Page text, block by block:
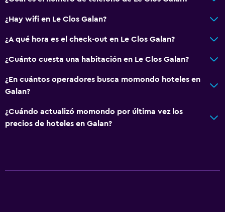
¿Hay wifi en Le Clos Galan?
¿A qué hora es el check-out en Le Clos Galan?
¿Cuánto cuesta una habitación en Le Clos Galan?
¿En cuántos operadores busca momondo hoteles en
Galan?
¿Cuándo actualizó momondo por última vez los
precios de hoteles en Galan?